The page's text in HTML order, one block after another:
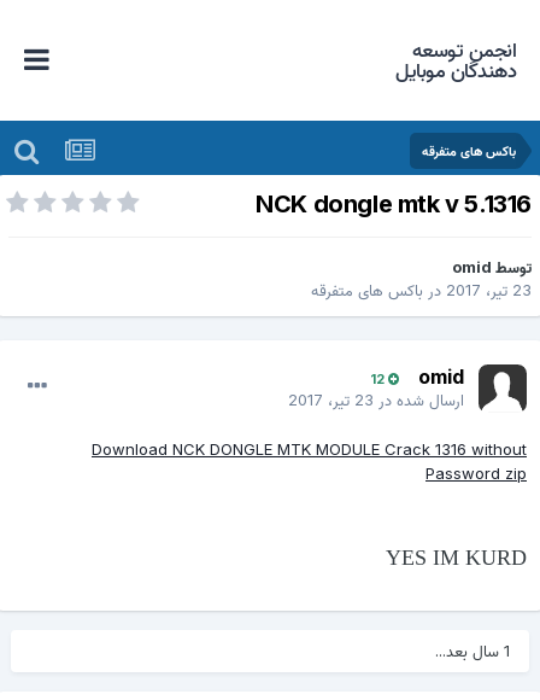
انجمن توسعه
دهندگان موبایل
باکس های متفرقه
NCK dongle mtk v
omid
2017
درباکس های متفرقه
omid
12
ارسال شده در23 تیر، 2017
Download NCK DONGLE MTK MODULE Crack 1316 without
Password zip
YES IM KURD